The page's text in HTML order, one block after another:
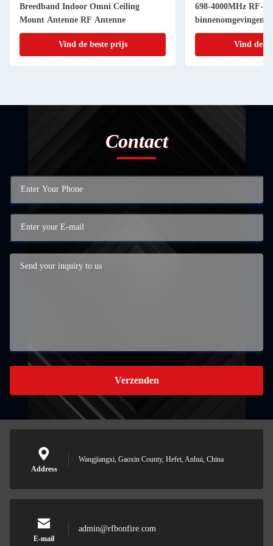
Breedband Indoor Omni Ceiling
Mount Antenne RF Antenne
Vind de beste prijs
698-4000MHz RF-
binnenomgevingen
Vind de
Contact
Verzenden
Address
Wangjiangxi, Gaoxin County, Hefei, Anhui, China
E-mail
admin@rfbonfire.com